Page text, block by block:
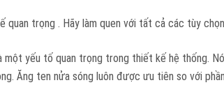
quan trọng . Hãy làm quen với tất cả các tùy
một yếu tố quan trọng trong thiết kế hệ thống.
Ăng ten nửa sóng luôn được ưu tiên so với